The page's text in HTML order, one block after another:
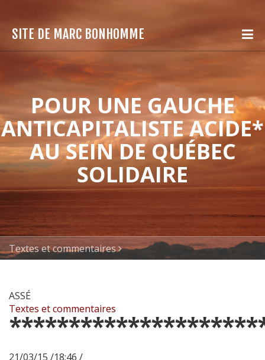
SITE DE MARC BONHOMME
POUR UNE GAUCHE
ANTICAPITALISTE ACIDE*
AU SEIN DE QUÉBEC
SOLIDAIRE
Textes et commentaires
ASSÉ
Textes et commentaires
21/03/15 /18:46 /